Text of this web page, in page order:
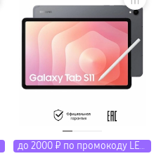
до 2000 ₽ по промокоду LETO